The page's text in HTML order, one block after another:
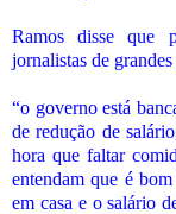
Ramos disse que
jornalistas de grandes
“o governo está
de redução de
hora que faltar
entendam que é
em casa e o salário